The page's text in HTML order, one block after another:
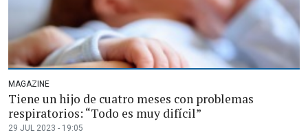
MAGAZINE
Tiene un hijo de cuatro meses con problemas
respiratorios: “Todo es muy difícil”
29 JUL 2023 - 19:05